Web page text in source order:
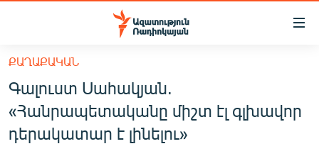
Մատչելիության
հիմնական
բովանդակությանը
Անցնել
հիմնական
մենյուին
ՀԱՅԱՍՏԱՆ
ՔԱՂԱՔԱԿԱՆ
ՔԱՂԱՔԱԿԱՆ
Գալուստ Սահակյան.
«Հանրապետականը միշտ էլ գլխավոր
դերակատար է լինելու»